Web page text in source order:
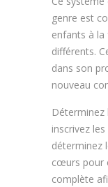
genre est
enfants à
différents.
dans son
nouveau
Déterminez
inscrivez
déterminez
cœurs pour
complète